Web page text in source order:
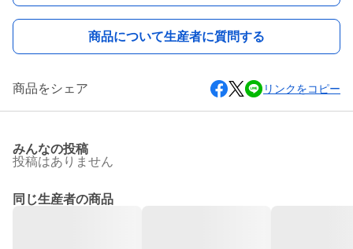
商品について生産者に質問する
商品をシェア リンクをコピー
みんなの投稿
投稿はありません
同じ生産者の商品